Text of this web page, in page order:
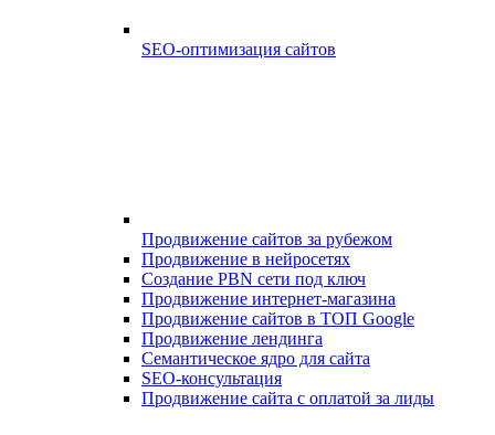
SEO-оптимизация сайтов
Продвижение сайтов за рубежом
Продвижение в нейросетях
Создание PBN сети под ключ
Продвижение интернет-магазина
Продвижение сайтов в ТОП Google
Продвижение лендинга
Семантическое ядро для сайта
SEO-консультация
Продвижение сайта с оплатой за лиды